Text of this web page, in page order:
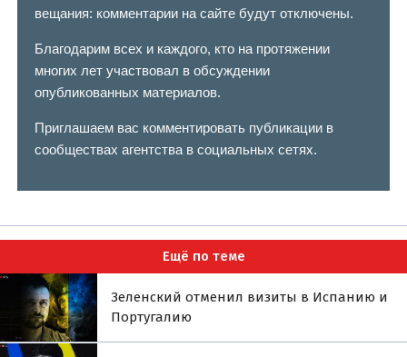
вещания: комментарии на сайте будут отключены.
Благодарим всех и каждого, кто на протяжении
многих лет участвовал в обсуждении
опубликованных материалов.
Приглашаем вас комментировать публикации в
сообществах агентства в социальных сетях.
Ещё по теме
Зеленский отменил визиты в Испанию и
Португалию